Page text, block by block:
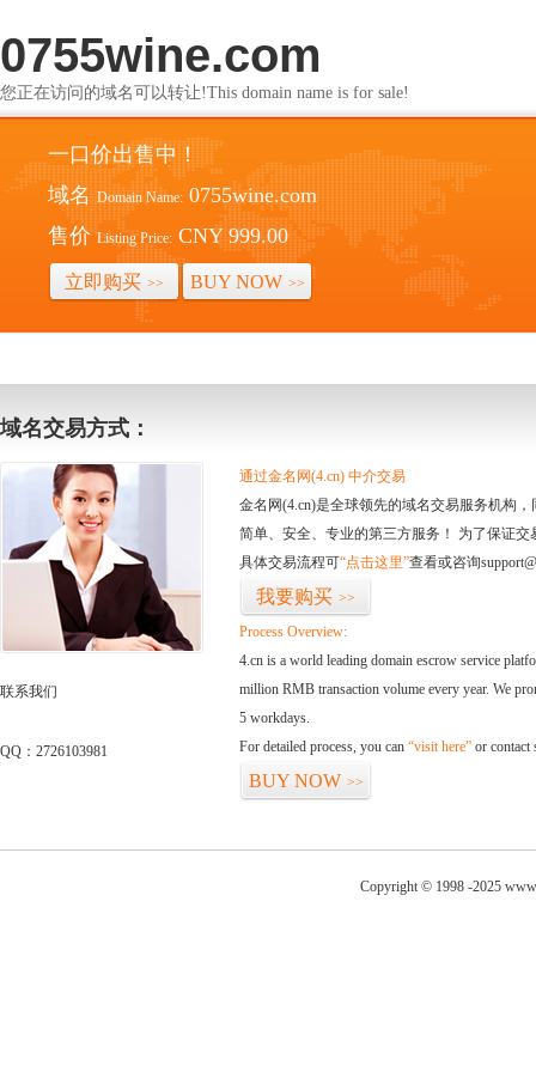
0755wine.com
您正在访问的域名可以转让!This domain name is for sale!
一口价出售中！
域名 Domain Name: 0755wine.com
售价 Listing Price: CNY 999.00
立即购买 >> BUY NOW >>
域名交易方式：
联系我们
QQ：2726103981
通过金名网(4.cn) 中介交易
金名网(4.cn)是全球领先的域名交易服务机构
简单、安全、专业的第三方服务！ 为了保证
具体交易流程可“点击这里”查看或咨询
我要购买 >>
Process Overview:
4.cn is a world leading domain escrow service
million RMB transaction volume every year. We
5 workdays.
For detailed process, you can “visit here” or contact
BUY NOW >>
Copyright © 1998 -2025